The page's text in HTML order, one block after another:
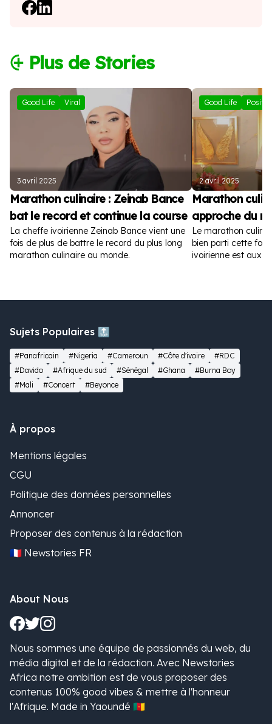
⨭ Plus de Stories
Good Life Viral
3 avril 2025
Marathon culinaire : Zeinab Bance
bat le record et continue la course
La cheffe ivoirienne Zeinab Bance vient une
fois de plus de battre le record du plus long
marathon culinaire au monde.
Good Life Positif
2 avril 2025
Marathon
approche du
Le marathon
bien parti cette
ivoirienne est aux
Sujets Populaires 🔝
#Panafricain #Nigeria #Cameroun #Côte d'ivoire
#RDC
#Davido
#Afrique du sud #Sénégal #Ghana
#Burna Boy
#Mali
#Concert #Beyonce
À propos
Mentions légales
CGU
Politique des données personnelles
Annoncer
Proposer des contenus à la rédaction
🇫🇷 Newstories FR
About Nous
Nous sommes une équipe de passionnés du web, du
média digital et de la rédaction. Avec Newstories
Africa notre ambition est de vous proposer des
contenus 100% good vibes & mettre à l'honneur
l'Afrique. Made in Yaoundé 🇨🇲